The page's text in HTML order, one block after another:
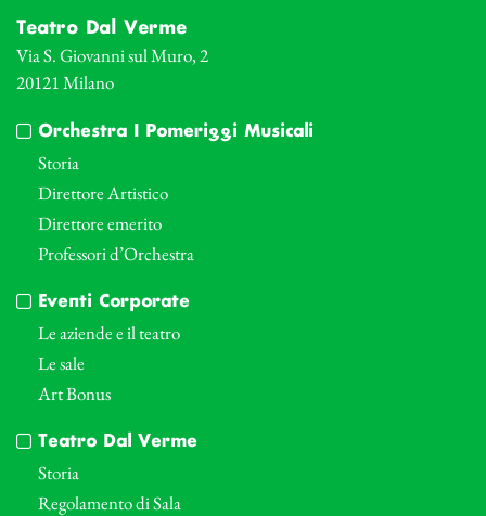
Teatro Dal Verme
Via S. Giovanni sul Muro, 2
20121 Milano
Orchestra I Pomeriggi Musicali
Storia
Direttore Artistico
Direttore emerito
Professori d’Orchestra
Eventi Corporate
Le aziende e il teatro
Le sale
Art Bonus
Teatro Dal Verme
Storia
Regolamento di Sala